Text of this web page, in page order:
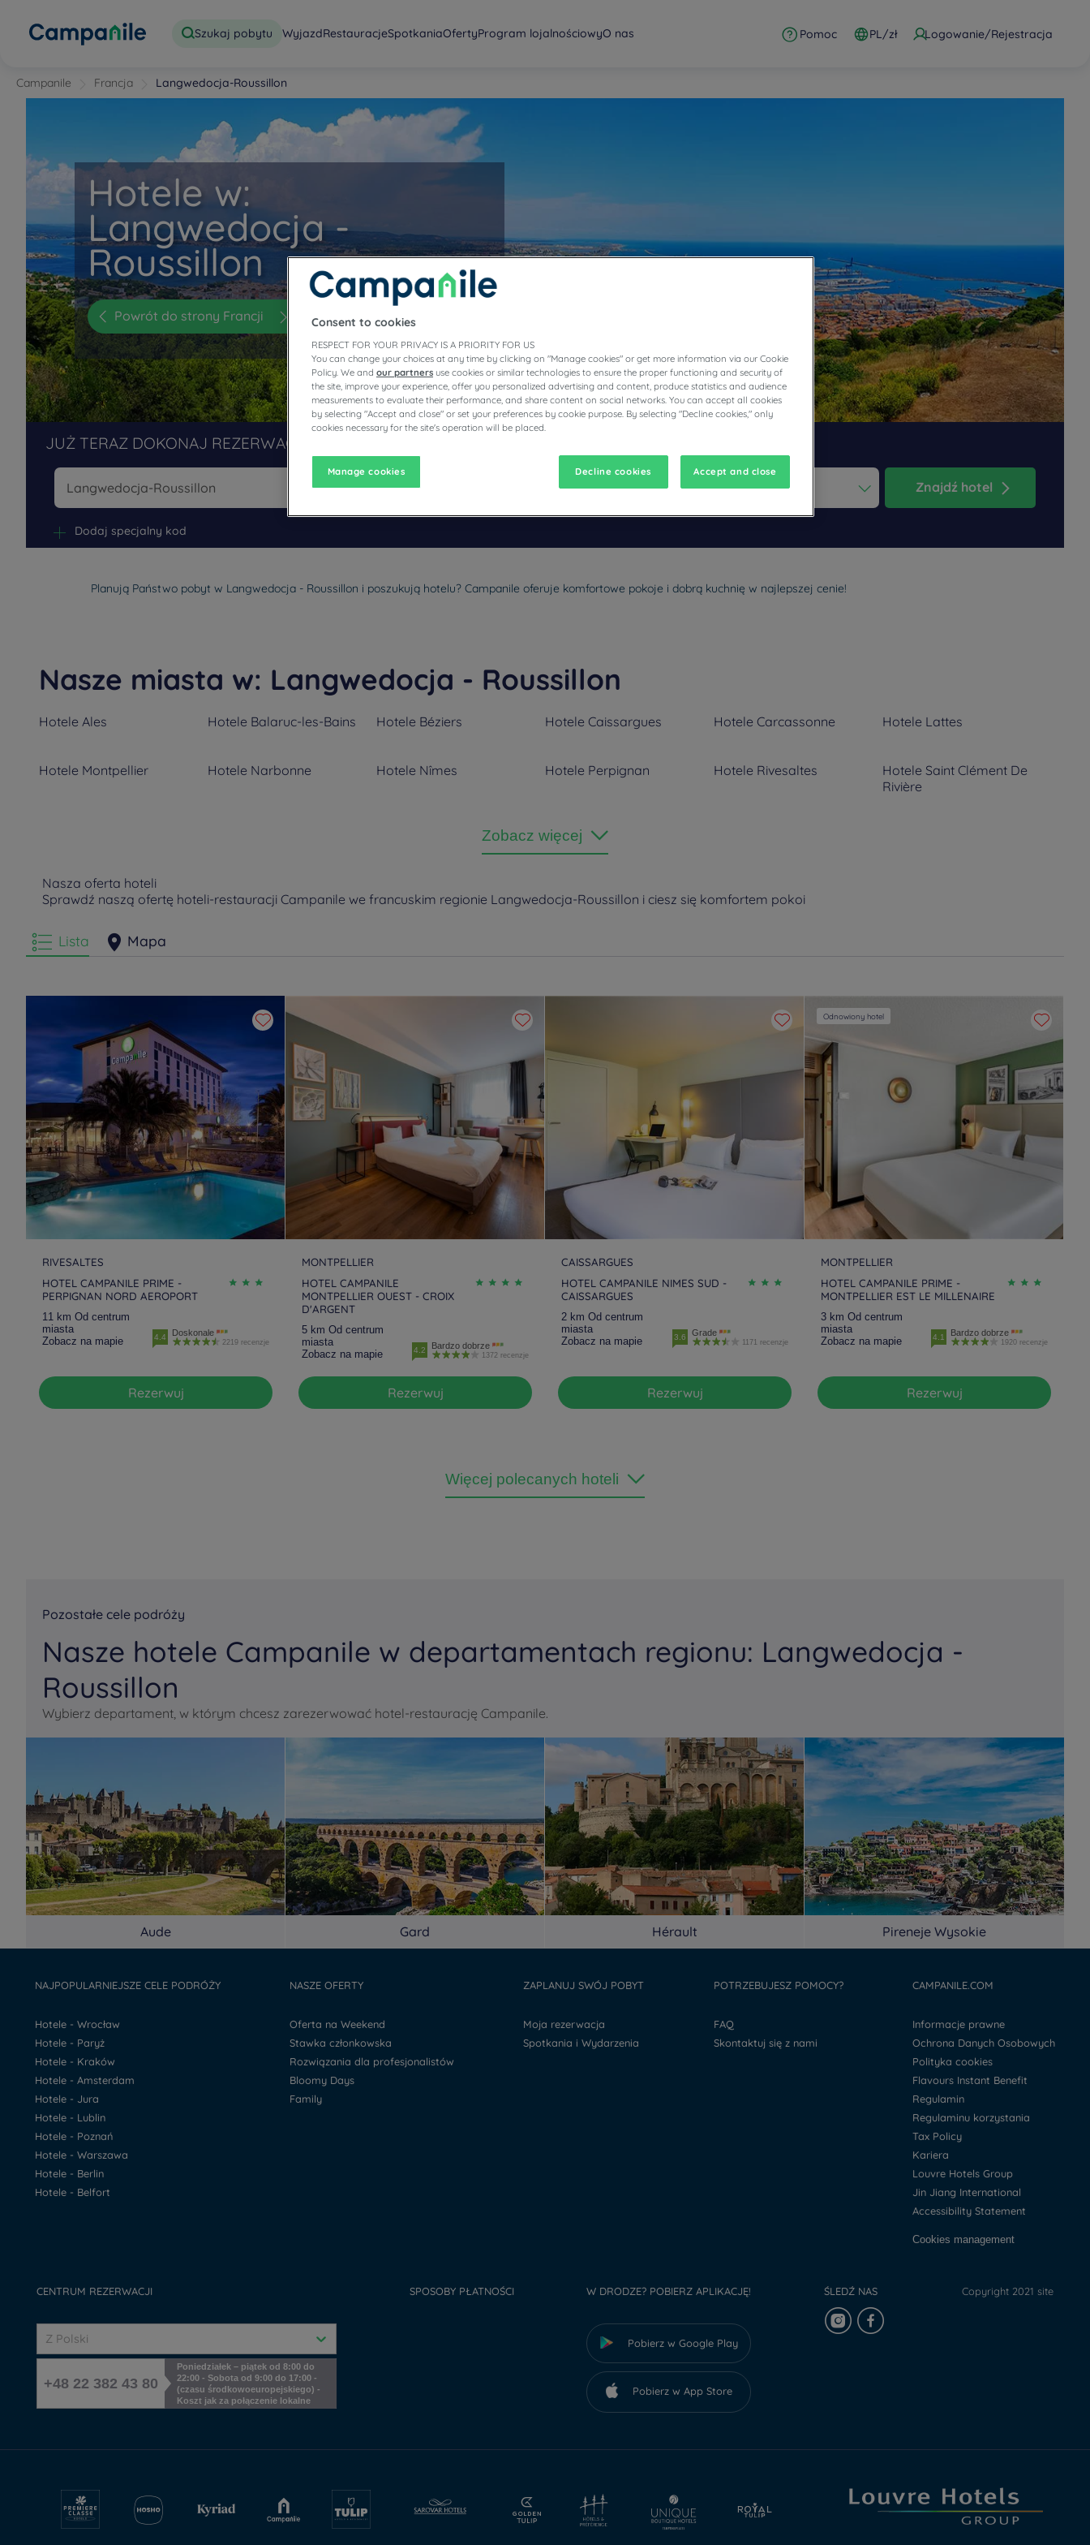
Szukaj pobytu WyjazdRestauracjeSpotkaniaOfertyProgram lojalnościowyO nas Pomoc PL/zł Logowanie/Rejestracja
Campanile Francja Langwedocja-Roussillon
Hotele w:
Langwedocja -
Roussillon
Powrót do strony Francji
JUŻ TERAZ DOKONAJ REZERWACJI W NASZYCH HOTELACH CAMPANILE
Navigate forward to interact with the calendar and select a date. Press the question mark key to get the keyboard shortcuts for
Navigate backward to interact with the calendar and select a date. Press the question mark key to get the
Znajdź hotel
Dodaj specjalny kod
Planują Państwo pobyt w Langwedocja - Roussillon i poszukują hotelu? Campanile oferuje komfortowe pokoje i dobrą kuchnię w najlepszej cenie!
Nasze miasta w: Langwedocja - Roussillon
Hotele Ales Hotele Balaruc-les-Bains Hotele Béziers Hotele Caissargues Hotele Carcassonne Hotele Lattes
Hotele Montpellier Hotele Narbonne Hotele Nîmes Hotele Perpignan Hotele Rivesaltes Hotele Saint Clément De
Rivière
Zobacz więcej
Nasza oferta hoteli
Sprawdź naszą ofertę hoteli-restauracji Campanile we francuskim regionie Langwedocja-Roussillon i ciesz się komfortem pokoi
Lista Mapa
RIVESALTES
HOTEL CAMPANILE PRIME -
PERPIGNAN NORD AEROPORT
11 km Od centrum
miasta
Zobacz na mapie
4.4 Doskonale
2219 recenzje
Rezerwuj
MONTPELLIER
HOTEL CAMPANILE
MONTPELLIER OUEST - CROIX
D'ARGENT
5 km Od centrum
miasta
Zobacz na mapie
4.2 Bardzo dobrze
1372 recenzje
Rezerwuj
CAISSARGUES
HOTEL CAMPANILE NIMES SUD -
CAISSARGUES
2 km Od centrum
miasta
Zobacz na mapie
3.6 Grade
1171 recenzje
Rezerwuj
Odnowiony hotel
MONTPELLIER
HOTEL CAMPANILE PRIME -
MONTPELLIER EST LE MILLENAIRE
3 km Od centrum
miasta
Zobacz na mapie
4.1 Bardzo dobrze
1920 recenzje
Rezerwuj
Więcej polecanych hoteli
Pozostałe cele podróży
Nasze hotele Campanile w departamentach regionu: Langwedocja -
Roussillon
Wybierz departament, w którym chcesz zarezerwować hotel-restaurację Campanile.
Aude Gard Hérault Pireneje Wysokie
NAJPOPULARNIEJSZE CELE PODRÓŻY
Hotele - Wrocław
Hotele - Paryż
Hotele - Kraków
Hotele - Amsterdam
Hotele - Jura
Hotele - Lublin
Hotele - Poznań
Hotele - Warszawa
Hotele - Berlin
Hotele - Belfort
NASZE OFERTY
Oferta na Weekend
Stawka członkowska
Rozwiązania dla profesjonalistów
Bloomy Days
Family
ZAPLANUJ SWÓJ POBYT
Moja rezerwacja
Spotkania i Wydarzenia
POTRZEBUJESZ POMOCY?
FAQ
Skontaktuj się z nami
CAMPANILE.COM
Informacje prawne
Ochrona Danych Osobowych
Polityka cookies
Flavours Instant Benefit
Regulamin
Regulaminu korzystania
Tax Policy
Kariera
Louvre Hotels Group
Jin Jiang International
Accessibility Statement
Cookies management
CENTRUM REZERWACJI
Z Polski
+48 22 382 43 80
Poniedziałek – piątek od 8:00 do
22:00 - Sobota od 9:00 do 17:00 -
(czasu środkowoeuropejskiego) -
Koszt jak za połączenie lokalne
SPOSOBY PŁATNOŚCI W DRODZE? POBIERZ APLIKACJĘ!
Pobierz w Google Play
Pobierz w App Store
ŚLEDŹ NAS Copyright 2021 site
Consent to cookies
RESPECT FOR YOUR PRIVACY IS A PRIORITY FOR US
You can change your choices at any time by clicking on "Manage cookies" or get more information via our Cookie
Policy. We and our partners use cookies or similar technologies to ensure the proper functioning and security of
the site, improve your experience, offer you personalized advertising and content, produce statistics and audience
measurements to evaluate their performance, and share content on social networks. You can accept all cookies
by selecting "Accept and close" or set your preferences by cookie purpose. By selecting "Decline cookies," only
cookies necessary for the site's operation will be placed.
Manage cookies Decline cookies Accept and close